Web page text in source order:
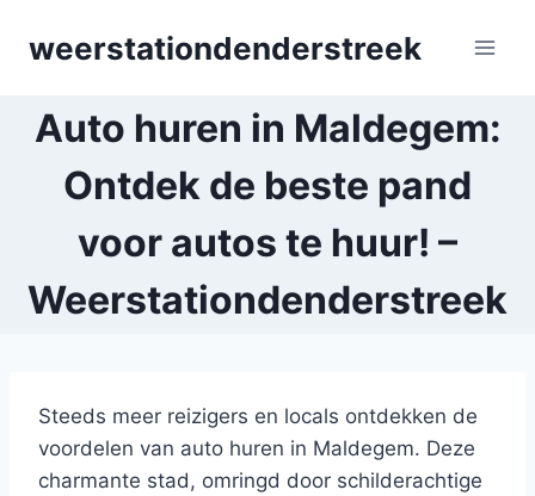
weerstationdenderstreek
Auto huren in Maldegem:
Ontdek de beste pand
voor autos te huur! –
Weerstationdenderstreek
Steeds meer reizigers en locals ontdekken de
voordelen van auto huren in Maldegem. Deze
charmante stad, omringd door schilderachtige